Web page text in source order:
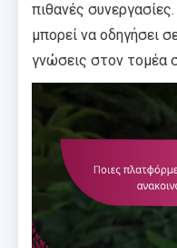
πιθανές
μπορεί να οδηγήσει
γνώσεις στον τομέα